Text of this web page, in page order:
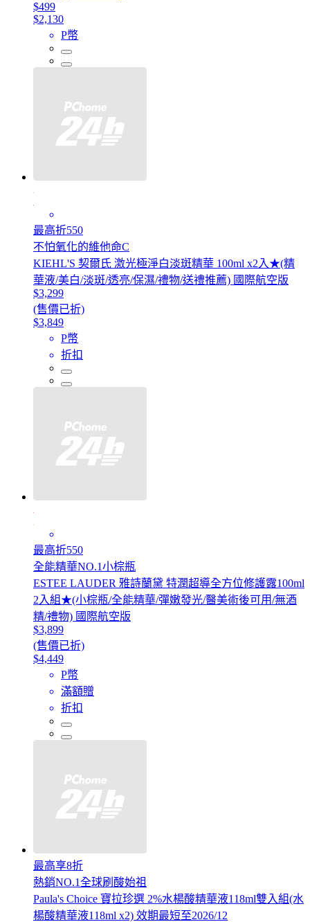
$499
$2,130
P幣
最高折550
不怕氧化的維他命C
KIEHL'S 契爾氏 激光極淨白淡斑精華 100ml x2入★(精
華液/美白/淡斑/透亮/保濕/禮物/送禮推薦) 國際航空版
$3,299
(售價已折)
$3,849
P幣
折扣
最高折550
全能精華NO.1小棕瓶
ESTEE LAUDER 雅詩蘭黛 特潤超導全方位修護露100ml
2入組★(小棕瓶/全能精華/彈嫩發光/醫美術後可用/無酒
精/禮物) 國際航空版
$3,899
(售價已折)
$4,449
P幣
滿額贈
折扣
最高享8折
熱銷NO.1全球刷酸始祖
Paula's Choice 寶拉珍選 2%水楊酸精華液118ml雙入組(水
楊酸精華液118ml x2) 效期最短至2026/12